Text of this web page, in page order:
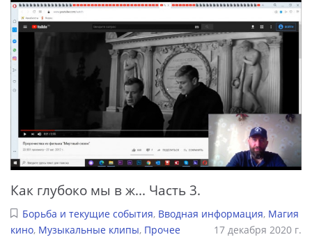
Как глубоко мы в ж... Часть 3.
Борьба и текущие события, Вводная информация, Магия
кино, Музыкальные клипы, Прочее 17 декабря 2020 г.